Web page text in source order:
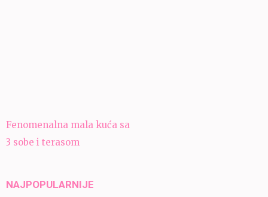
Navigacija
članaka
Fenomenalna mala kuća sa
3 sobe i terasom
NAJPOPULARNIJE